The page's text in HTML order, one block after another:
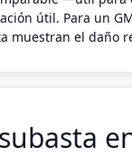
útil. Para un
muestran el daño